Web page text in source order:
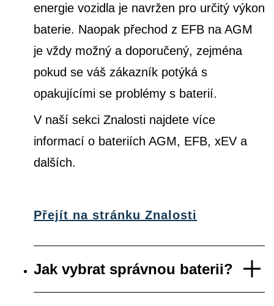
energie vozidla je navržen pro určitý výkon
baterie. Naopak přechod z EFB na AGM
je vždy možný a doporučený, zejména
pokud se váš zákazník potýká s
opakujícími se problémy s baterií.
V naší sekci Znalosti najdete více
informací o bateriích AGM, EFB, xEV a
dalších.
Přejít na stránku Znalosti
Jak vybrat správnou baterii?